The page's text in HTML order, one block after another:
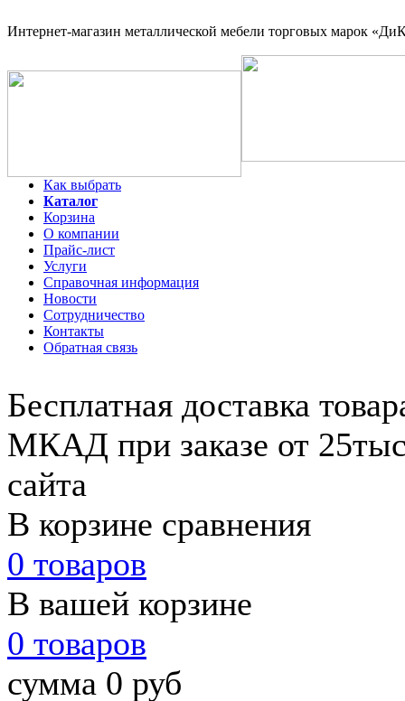
Интернет-магазин металлической мебели торговых марок
Как выбрать
Каталог
Корзина
О компании
Прайс-лист
Услуги
Справочная информация
Новости
Сотрудничество
Контакты
Обратная связь
Бесплатная доставка
МКАД при заказе от
сайта
В корзине сравнения
0 товаров
В вашей корзине
0 товаров
сумма 0 руб